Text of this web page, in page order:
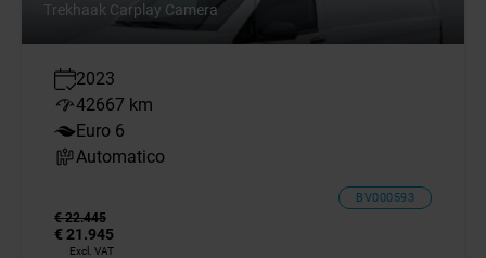
Trekhaak Carplay Camera
2023
42667 km
Euro 6
Automatico
BV000593
€ 22.445
€ 21.945
Excl. VAT